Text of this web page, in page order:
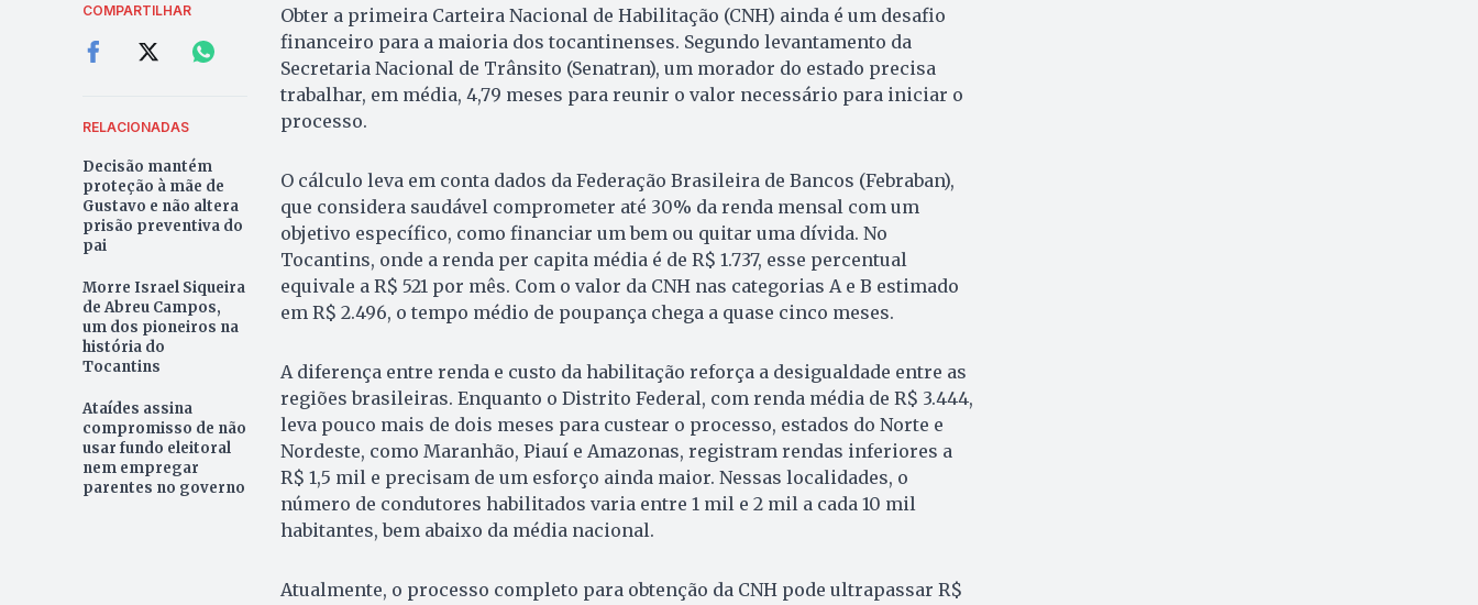
COMPARTILHAR
RELACIONADAS
Decisão mantém
proteção à mãe de
Gustavo e não altera
prisão preventiva do
pai
Morre Israel Siqueira
de Abreu Campos,
um dos pioneiros na
história do
Tocantins
Ataídes assina
compromisso de não
usar fundo eleitoral
nem empregar
parentes no governo
Obter a primeira Carteira Nacional de Habilitação (CNH) ainda é um desafio
financeiro para a maioria dos tocantinenses. Segundo levantamento da
Secretaria Nacional de Trânsito (Senatran), um morador do estado precisa
trabalhar, em média, 4,79 meses para reunir o valor necessário para iniciar o
processo.
O cálculo leva em conta dados da Federação Brasileira de Bancos (Febraban),
que considera saudável comprometer até 30% da renda mensal com um
objetivo específico, como financiar um bem ou quitar uma dívida. No
Tocantins, onde a renda per capita média é de R$ 1.737, esse percentual
equivale a R$ 521 por mês. Com o valor da CNH nas categorias A e B estimado
em R$ 2.496, o tempo médio de poupança chega a quase cinco meses.
A diferença entre renda e custo da habilitação reforça a desigualdade entre as
regiões brasileiras. Enquanto o Distrito Federal, com renda média de R$ 3.444,
leva pouco mais de dois meses para custear o processo, estados do Norte e
Nordeste, como Maranhão, Piauí e Amazonas, registram rendas inferiores a
R$ 1,5 mil e precisam de um esforço ainda maior. Nessas localidades, o
número de condutores habilitados varia entre 1 mil e 2 mil a cada 10 mil
habitantes, bem abaixo da média nacional.
Atualmente, o processo completo para obtenção da CNH pode ultrapassar R$